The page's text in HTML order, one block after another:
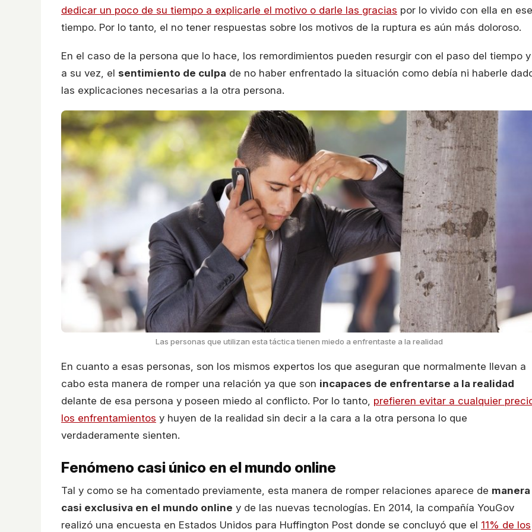
dedicar un poco de su tiempo a explicarle el motivo o darle las gracias por lo vivido con ella en ese
tiempo. Por lo tanto, el no tener respuestas sobre los motivos de la ruptura es aún más doloroso.
En el caso de la persona que lo hace, los remordimientos pueden resurgir con el paso del tiempo y
a su vez, el sentimiento de culpa de no haber enfrentado la situación como debía ni haberle
las explicaciones necesarias a la otra persona.
Las personas que utilizan esta táctica tienen miedo a enfrentaste a la realidad
En cuanto a esas personas, son los mismos expertos los que aseguran que normalmente llevan a
cabo esta manera de romper una relación ya que son incapaces de enfrentarse a la realidad
delante de esa persona y poseen miedo al conflicto. Por lo tanto, prefieren evitar a cualquier
los enfrentamientos y huyen de la realidad sin decir a la cara a la otra persona lo que
verdaderamente sienten.
Fenómeno casi único en el mundo online
Tal y como se ha comentado previamente, esta manera de romper relaciones aparece de manera
casi exclusiva en el mundo online y de las nuevas tecnologías. En 2014, la compañía YouGov
realizó una encuesta en Estados Unidos para Huffington Post donde se concluyó que el 11% de los